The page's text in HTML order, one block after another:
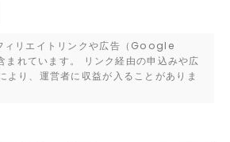
ィリエイトリンクや広告（Google
れています。 リンク経由の申込みや広
より、運営者に収益が入ることがありま